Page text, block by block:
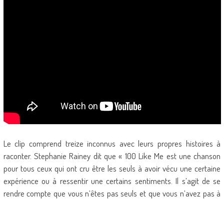
Le clip comprend treize inconnus avec leurs propres histoires à
raconter. Stephanie Rainey dit que « 100 Like Me est une chanson
pour tous ceux qui ont cru être les seuls à avoir vécu une certaine
expérience ou à ressentir une certains sentiments. Il s’agit de se
rendre compte que vous n’êtes pas seuls et que vous n’avez pas à